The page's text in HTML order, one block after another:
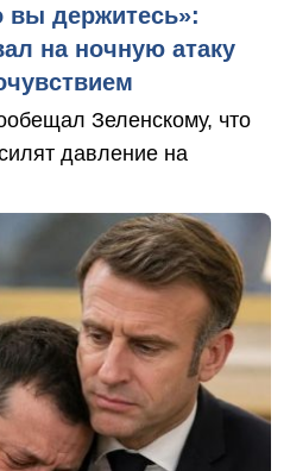
держитесь»:
на ночную атаку
Зеленскому, что
давление на